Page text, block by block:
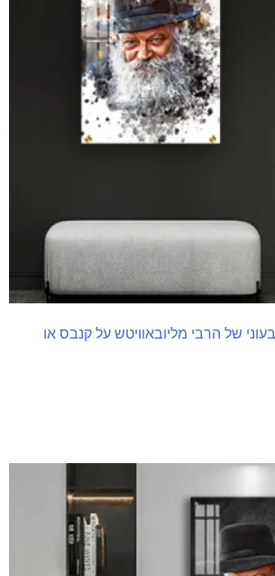
צבעוני של הרבי מליובאוויטש על קנבס או